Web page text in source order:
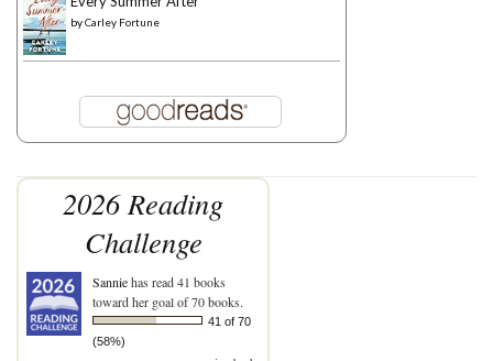
byCarley Fortune
2026 Reading
Challenge
Sanniehas read 41 books
toward her goal of 70 books.
41 of 70
(58%)